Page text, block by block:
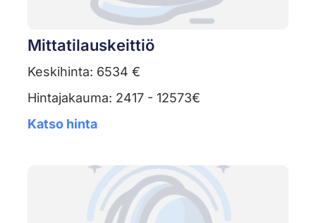
Mittatilauskeittiö
Keskihinta: 6534 €
Hintajakauma: 2417 - 12573€
Katso hinta